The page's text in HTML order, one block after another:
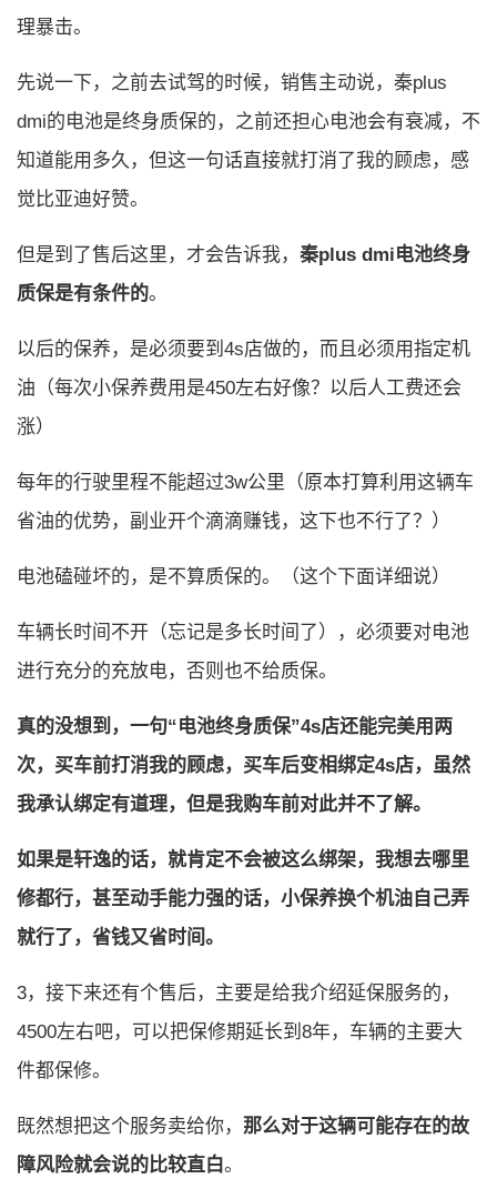
理暴击。
先说一下，之前去试驾的时候，销售主动说，秦plus
dmi的电池是终身质保的，之前还担心电池会有衰减，不
知道能用多久，但这一句话直接就打消了我的顾虑，感
觉比亚迪好赞。
但是到了售后这里，才会告诉我， 秦plus dmi电池终身
质保是有条件的。
以后的保养，是必须要到4s店做的，而且必须用指定机
油（每次小保养费用是450左右好像？以后人工费还会
涨）
每年的行驶里程不能超过3w公里（原本打算利用这辆车
省油的优势，副业开个滴滴赚钱，这下也不行了？）
电池磕碰坏的，是不算质保的。（这个下面详细说）
车辆长时间不开（忘记是多长时间了），必须要对电池
进行充分的充放电，否则也不给质保。
真的没想到，一句“电池终身质保”4s店还能完美用两
次，买车前打消我的顾虑，买车后变相绑定4s店，虽然
我承认绑定有道理，但是我购车前对此并不了解。
如果是轩逸的话，就肯定不会被这么绑架，我想去哪里
修都行，甚至动手能力强的话，小保养换个机油自己弄
就行了，省钱又省时间。
3，接下来还有个售后，主要是给我介绍延保服务的，
4500左右吧，可以把保修期延长到8年，车辆的主要大
件都保修。
既然想把这个服务卖给你， 那么对于这辆可能存在的故
障风险就会说的比较直白。